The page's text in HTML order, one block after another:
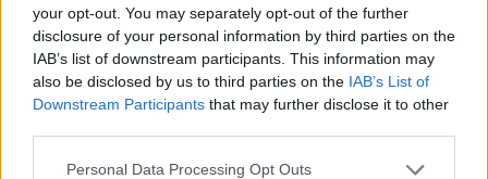
your opt-out. You may separately opt-out of the further
disclosure of your personal information by third parties on the
IAB’s list of downstream participants. This information may
also be disclosed by us to third parties on the IAB’s List of
Downstream Participants that may further disclose it to other
Please note that this website/app uses one or more Google
Personal Data Processing Opt Outs